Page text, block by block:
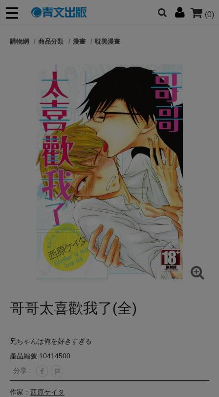
(0)
朋友們，提高警覺！
購物網 商品分類 漫畫 耽美漫畫
哥哥太喜歡我了(全)
兄ちゃんは俺を好きすぎる
產品編號:10414500
分享 :
作家： 西原ケイタ